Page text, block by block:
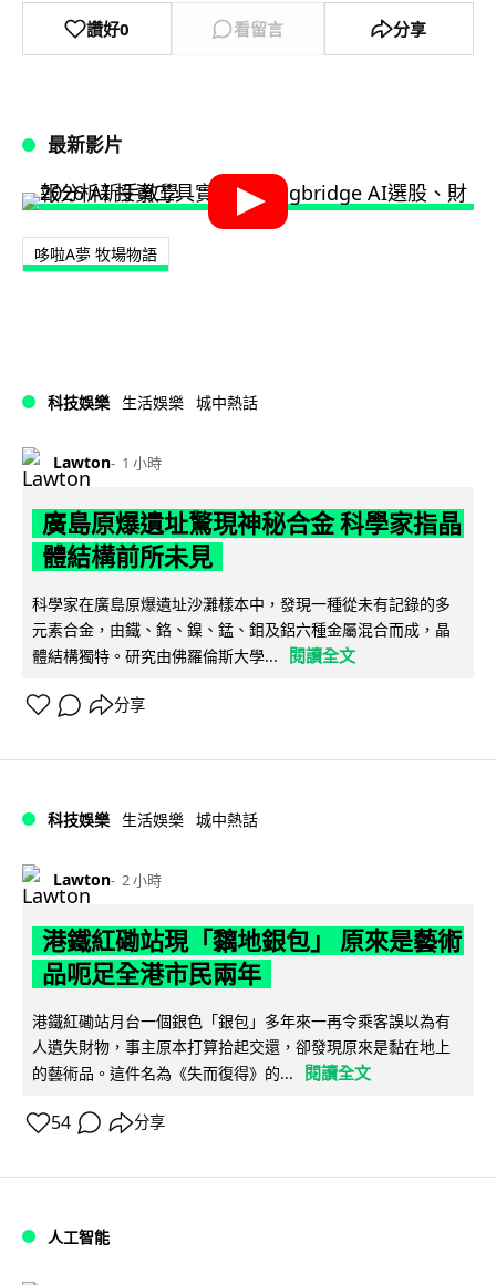
讚好0 看留言 分享
最新影片
哆啦A夢 牧場物語
科技娛樂 生活娛樂 城中熱話
Lawton 1 小時
廣島原爆遺址驚現神秘合金 科學家指晶
體結構前所未見
科學家在廣島原爆遺址沙灘樣本中，發現一種從未有記錄的多
元素合金，由鐵、鉻、鎳、錳、鉬及鋁六種金屬混合而成，晶
體結構獨特。研究由佛羅倫斯大學...
閱讀全文
分享
科技娛樂 生活娛樂 城中熱話
Lawton 2 小時
港鐵紅磡站現「黐地銀包」 原來是藝術
品呃足全港市民兩年
港鐵紅磡站月台一個銀色「銀包」多年來一再令乘客誤以為有
人遺失財物，事主原本打算拾起交還，卻發現原來是黏在地上
的藝術品。這件名為《失而復得》的...
閱讀全文
54 分享
人工智能